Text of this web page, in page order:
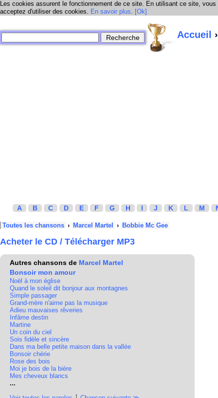
Les cookies assurent le fonctionnement de ce site. En utilisant ce site, vous
acceptez d'utiliser des cookies. En savoir plus. [Ok]
Accueil
A B C D E F G H I J K L M
Toutes les chansons › Marcel Martel › Bobbie Mc Gee
Acheter le CD / Télécharger MP3
Autres chansons de Marcel Martel
Bonsoir mon amour
Noël à mon église
Quand le soleil dit bonjour aux montagnes
Simple passager
Grand-mère n'aime pas la musique
Adieu mauvaises rêveries
Infâme destin
Martine
Un coin du ciel
Sois fidèle et sincère
Dans ma belle petite maison dans la vallée
Bonsoir chérie
Rose des bois
Moi je bois de la bière
Mes cheveux blancs
...